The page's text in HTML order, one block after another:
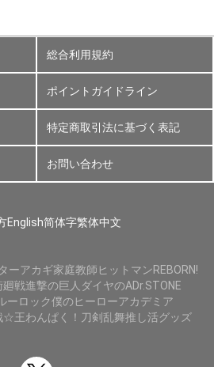
総合利用規約
ポイントガイドライン
特定商取引法に基づく表記
お問い合わせ
English简体字繁体中文
ーアカギ家庭教師ヒットマンREBORN!
廻戦進撃の巨人 ダイヤのADr.STONE
ーロック僕のヒーローアカデミア
☆王わんぱく！刀剣乱舞推し活グッズ